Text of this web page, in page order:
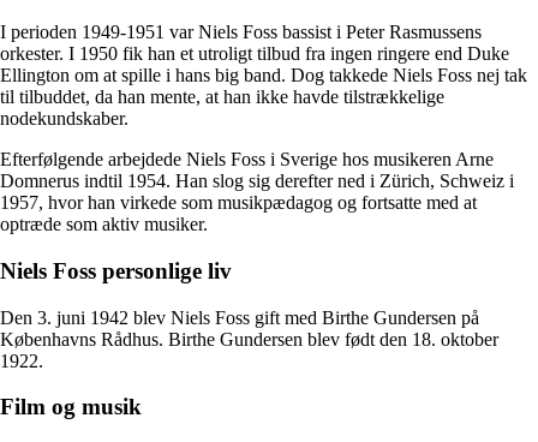
I perioden 1949-1951 var Niels Foss bassist i Peter Rasmussens
orkester. I 1950 fik han et utroligt tilbud fra ingen ringere end Duke
Ellington om at spille i hans big band. Dog takkede Niels Foss nej tak
til tilbuddet, da han mente, at han ikke havde tilstrækkelige
nodekundskaber.
Efterfølgende arbejdede Niels Foss i Sverige hos musikeren Arne
Domnerus indtil 1954. Han slog sig derefter ned i Zürich, Schweiz i
1957, hvor han virkede som musikpædagog og fortsatte med at
optræde som aktiv musiker.
Niels Foss personlige liv
Den 3. juni 1942 blev Niels Foss gift med Birthe Gundersen på
Københavns Rådhus. Birthe Gundersen blev født den 18. oktober
1922.
Film og musik